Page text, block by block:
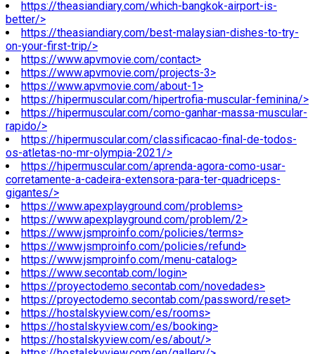
https://theasiandiary.com/which-bangkok-airport-is-
better/>
https://theasiandiary.com/best-malaysian-dishes-to-try-
on-your-first-trip/>
https://www.apvmovie.com/contact>
https://www.apvmovie.com/projects-3>
https://www.apvmovie.com/about-1>
https://hipermuscular.com/hipertrofia-muscular-feminina/>
https://hipermuscular.com/como-ganhar-massa-muscular-
rapido/>
https://hipermuscular.com/classificacao-final-de-todos-
os-atletas-no-mr-olympia-2021/>
https://hipermuscular.com/aprenda-agora-como-usar-
corretamente-a-cadeira-extensora-para-ter-quadriceps-
gigantes/>
https://www.apexplayground.com/problems>
https://www.apexplayground.com/problem/2>
https://www.jsmproinfo.com/policies/terms>
https://www.jsmproinfo.com/policies/refund>
https://www.jsmproinfo.com/menu-catalog>
https://www.secontab.com/login>
https://proyectodemo.secontab.com/novedades>
https://proyectodemo.secontab.com/password/reset>
https://hostalskyview.com/es/rooms>
https://hostalskyview.com/es/booking>
https://hostalskyview.com/es/about/>